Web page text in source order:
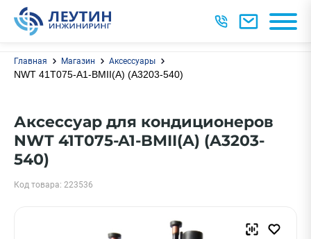
Главная Магазин Аксессуары
NWT 41T075-A1-BMII(A) (A3203-540)
Аксессуар для кондиционеров
NWT 41T075-A1-BMII(A) (A3203-
540)
Код товара: 223536